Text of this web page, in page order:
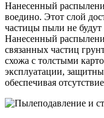
Нанесенный
воедино. Этот слой
частицы пыли не будут
Нанесенный
связанных частиц
схожа с толстыми
эксплуатации,
обеспечивая